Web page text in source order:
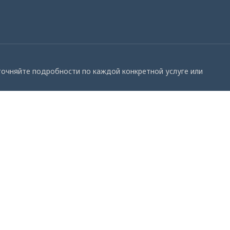
подробности по каждой конкретной услуге или